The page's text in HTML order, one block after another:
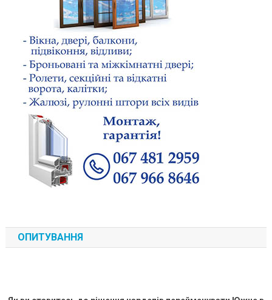
ОПИТУВАННЯ